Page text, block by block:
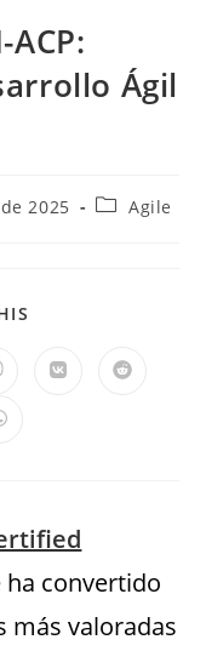
Ágil
2025 Agile
ha convertido
más valoradas